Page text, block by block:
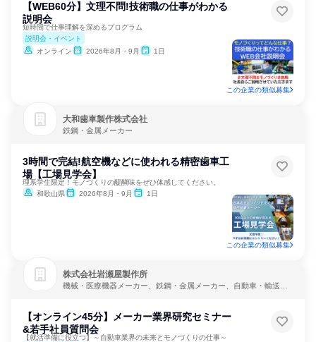
【WEB60分】文理不問!技術職の仕事がわかる
説明会
短時間で仕事理解を深めるプログラム
説明会・イベント
オンライン
2026年8月・9月 1日
この企業の類似募集
大和歯車製作株式会社
鉄鋼・金属メーカー
3時間で完結!航空機などに使われる精密歯車工
場【工場見学会】
理系学生限定！モノづくりの醍醐味をぜひ体感してください。
和歌山県
2026年8月・9月 1日
この企業の類似募集
株式会社岩瀬屋製作所
機械・医療機器メーカー、鉄鋼・金属メーカー、自動車・輸送機
【オンライン45分】メーカー業界研究セミナー
&若手社員質問会
【就活準備に役立つ】～自動車業界の未来とモノづくりの仕事～